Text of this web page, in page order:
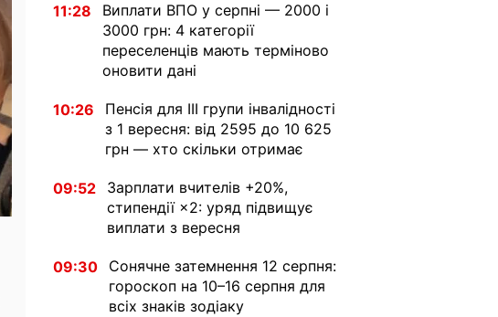
11:28
Виплати ВПО у серпні — 2000 і
3000 грн: 4 категорії
переселенців мають терміново
оновити дані
10:26
Пенсія для III групи інвалідності
з 1 вересня: від 2595 до 10 625
грн — хто скільки отримає
09:52
Зарплати вчителів +20%,
стипендії ×2: уряд підвищує
виплати з вересня
09:30
Сонячне затемнення 12 серпня:
гороскоп на 10–16 серпня для
всіх знаків зодіаку